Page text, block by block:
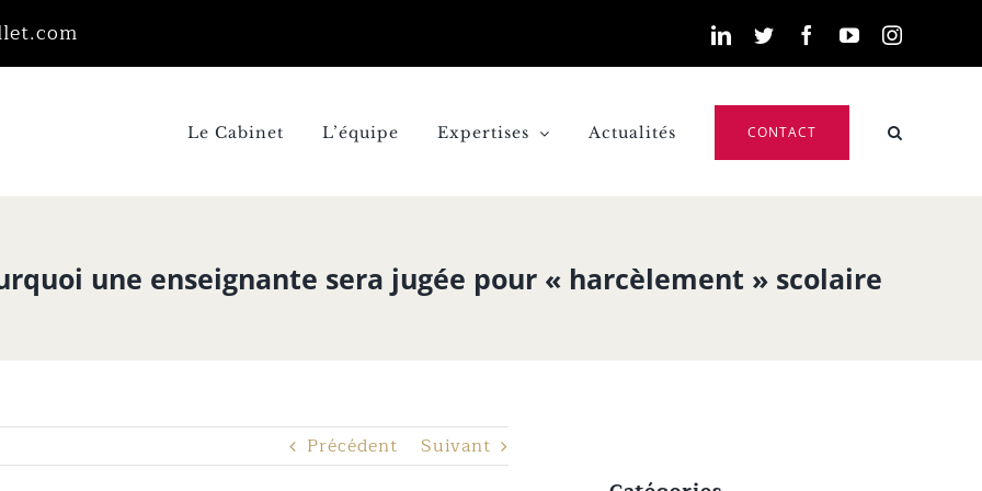
LinkedIn
TwitterFacebook
YouTube
Le Cabinet L’équipe Expertises Actualités CONTACT
une enseignante sera jugée pour « harcèlement » scolaire
Précédent Suivant